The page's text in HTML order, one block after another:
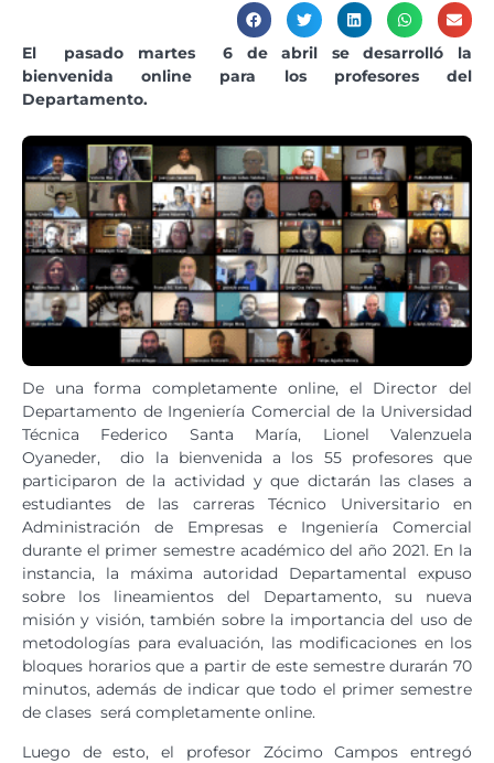
El pasado martes 6 de abril se desarrolló la
bienvenida online para los profesores del
Departamento.
De una forma completamente online, el Director del
Departamento de Ingeniería Comercial de la Universidad
Técnica Federico Santa María, Lionel Valenzuela
Oyaneder, dio la bienvenida a los 55 profesores que
participaron de la actividad y que dictarán las clases a
estudiantes de las carreras Técnico Universitario en
Administración de Empresas e Ingeniería Comercial
durante el primer semestre académico del año 2021. En la
instancia, la máxima autoridad Departamental expuso
sobre los lineamientos del Departamento, su nueva
misión y visión, también sobre la importancia del uso de
metodologías para evaluación, las modificaciones en los
bloques horarios que a partir de este semestre durarán 70
minutos, además de indicar que todo el primer semestre
de clases será completamente online.
Luego de esto, el profesor Zócimo Campos entregó